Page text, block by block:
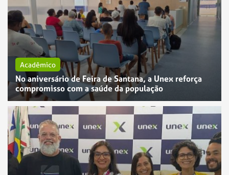
Acadêmico
No aniversário de Feira de Santana, a Unex reforça
compromisso com a saúde da população